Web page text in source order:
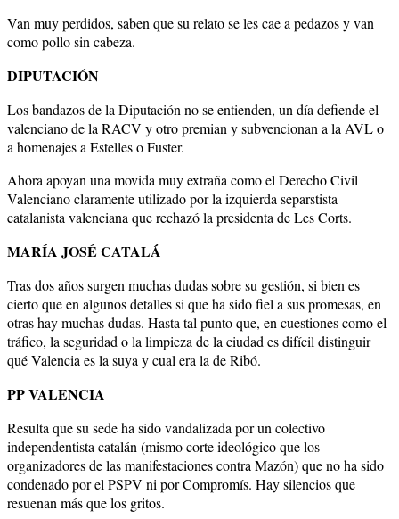
Van muy perdidos, saben que su relato se les cae a pedazos y van
como pollo sin cabeza.
DIPUTACIÓN
Los bandazos de la Diputación no se entienden, un día defiende el
valenciano de la RACV y otro premian y subvencionan a la AVL o
a homenajes a Estelles o Fuster.
Ahora apoyan una movida muy extraña como el Derecho Civil
Valenciano claramente utilizado por la izquierda separstista
catalanista valenciana que rechazó la presidenta de Les Corts.
MARÍA JOSÉ CATALÁ
Tras dos años surgen muchas dudas sobre su gestión, si bien es
cierto que en algunos detalles si que ha sido fiel a sus promesas, en
otras hay muchas dudas. Hasta tal punto que, en cuestiones como el
tráfico, la seguridad o la limpieza de la ciudad es difícil distinguir
qué Valencia es la suya y cual era la de Ribó.
PP VALENCIA
Resulta que su sede ha sido vandalizada por un colectivo
independentista catalán (mismo corte ideológico que los
organizadores de las manifestaciones contra Mazón) que no ha sido
condenado por el PSPV ni por Compromís. Hay silencios que
resuenan más que los gritos.